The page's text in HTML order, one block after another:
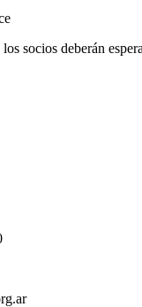
socios deberán